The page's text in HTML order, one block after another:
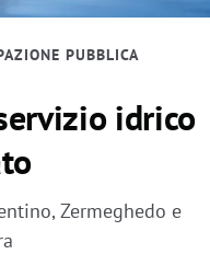
PUBBLICA
idrico
Zermeghedo e